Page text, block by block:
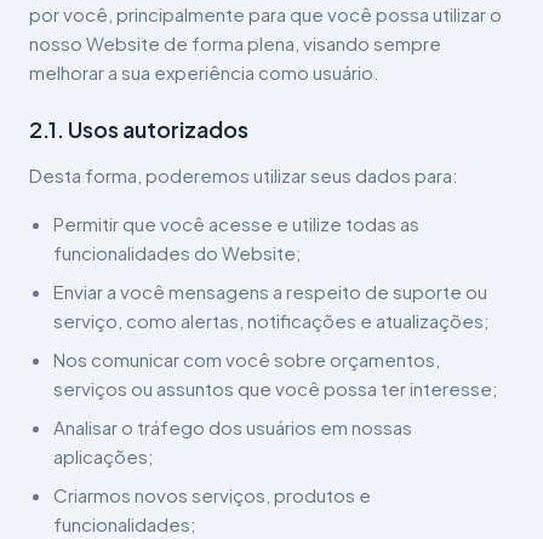
por você, principalmente para que você possa utilizar o
nosso Website de forma plena, visando sempre
melhorar a sua experiência como usuário.
2.1. Usos autorizados
Desta forma, poderemos utilizar seus dados para:
Permitir que você acesse e utilize todas as
funcionalidades do Website;
Enviar a você mensagens a respeito de suporte ou
serviço, como alertas, notificações e atualizações;
Nos comunicar com você sobre orçamentos,
serviços ou assuntos que você possa ter interesse;
Analisar o tráfego dos usuários em nossas
aplicações;
Criarmos novos serviços, produtos e
funcionalidades;